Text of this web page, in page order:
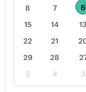
6
7
8
13
14
15
21
22
28
29
3
4
5